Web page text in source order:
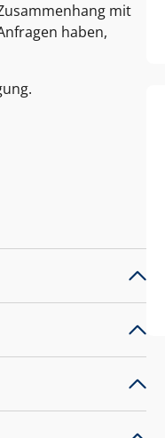
mit
haben,